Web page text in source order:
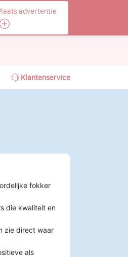
advertentie
Klantenservice
fokker
die kwaliteit en
zie direct waar
als